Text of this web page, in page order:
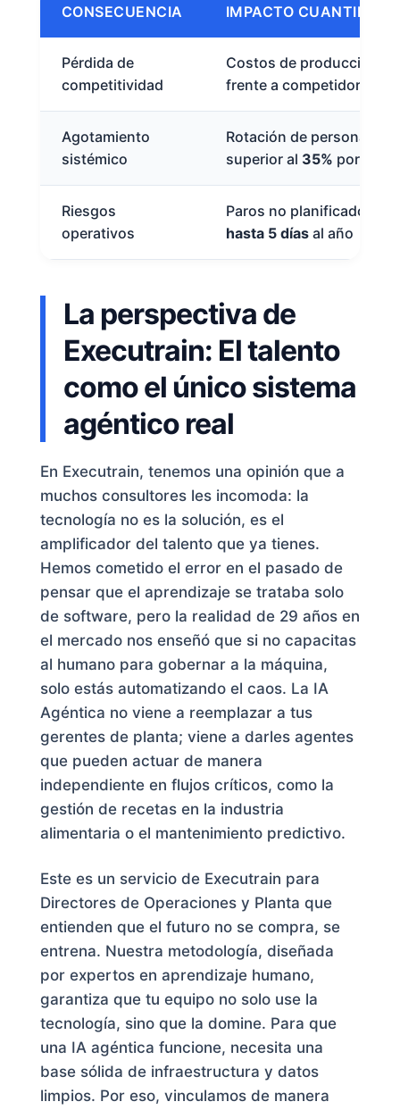
CONSECUENCIA IMPACTO
Pérdida de
competitividad
Costos de producción
frente a competidores
Agotamiento
sistémico
Rotación de personal
superior al 35% por
Riesgos
operativos
Paros no planificados
hasta 5 díasal año
La perspectiva de
Executrain: El talento
como el único sistema
agéntico real
En Executrain, tenemos una opinión que a
muchos consultores les incomoda: la
tecnología no es la solución, es el
amplificador del talento que ya tienes.
Hemos cometido el error en el pasado de
pensar que el aprendizaje se trataba solo
de software, pero la realidad de 29 años en
el mercado nos enseñó que si no capacitas
al humano para gobernar a la máquina,
solo estás automatizando el caos. La IA
Agéntica no viene a reemplazar a tus
gerentes de planta; viene a darles agentes
que pueden actuar de manera
independiente en flujos críticos, como la
gestión de recetas en la industria
alimentaria o el mantenimiento predictivo.
Este es un servicio de Executrain para
Directores de Operaciones y Planta que
entienden que el futuro no se compra, se
entrena. Nuestra metodología, diseñada
por expertos en aprendizaje humano,
garantiza que tu equipo no solo use la
tecnología, sino que la domine. Para que
una IA agéntica funcione, necesita una
base sólida de infraestructura y datos
limpios. Por eso, vinculamos de manera